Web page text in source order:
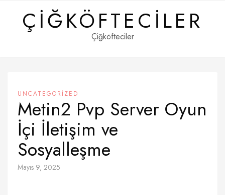
ÇIĞKÖFTECILER
Çiğköfteciler
UNCATEGORIZED
Metin2 Pvp Server Oyun
İçi İletişim ve
Sosyalleşme
Mayıs 9, 2025